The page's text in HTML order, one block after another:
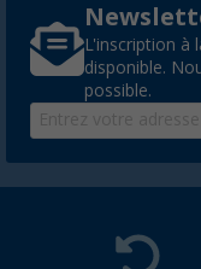
L'inscription à
disponible.
possible.